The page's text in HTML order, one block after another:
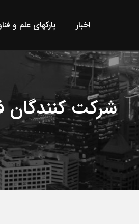
اخبار پارکهای علم و
شرکت کنندگان